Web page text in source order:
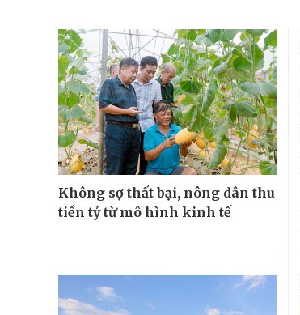
Không sợ thất bại, nông dân thu
tiền tỷ từ mô hình kinh tế